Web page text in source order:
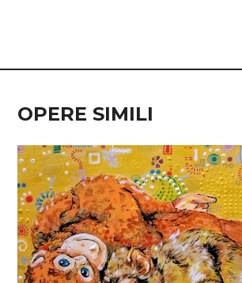
OPERE SIMILI